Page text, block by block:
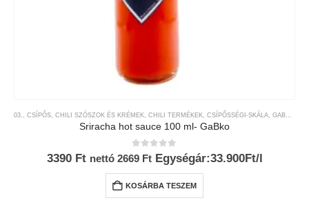
03., CSÍPŐS, CHILI SZÓSZOK ÉS KRÉMEK, CHILI TERMÉKEK, CSÍPŐSSÉGI-SKÁLA, GABKO
Sriracha hot sauce 100 ml- GaBko
0az 5-ből
3390 Ft nettó 2669 Ft Egységár:33.900Ft/l
KOSÁRBA TESZEM